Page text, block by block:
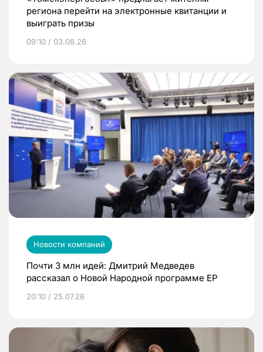
региона перейти на электронные квитанции и
выиграть призы
09:10 / 03.08.26
Новости компаний
Почти 3 млн идей: Дмитрий Медведев
рассказал о Новой Народной программе ЕР
20:10 / 25.07.26